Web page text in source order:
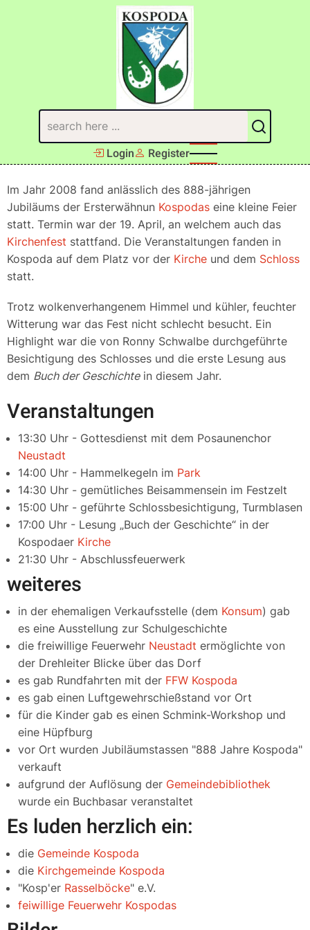
Suchen
Login Register
Im Jahr 2008 fand anlässlich des 888-jährigen
Jubiläums der Ersterwähnun Kospodas eine kleine Feier
statt. Termin war der 19. April, an welchem auch das
Kirchenfest stattfand. Die Veranstaltungen fanden in
Kospoda auf dem Platz vor der Kirche und dem Schloss
statt.
Trotz wolkenverhangenem Himmel und kühler, feuchter
Witterung war das Fest nicht schlecht besucht. Ein
Highlight war die von Ronny Schwalbe durchgeführte
Besichtigung des Schlosses und die erste Lesung aus
dem Buch der Geschichtein diesem Jahr.
Veranstaltungen
13:30 Uhr - Gottesdienst mit dem Posaunenchor
Neustadt
14:00 Uhr - Hammelkegeln im Park
14:30 Uhr - gemütliches Beisammensein im Festzelt
15:00 Uhr - geführte Schlossbesichtigung, Turmblasen
17:00 Uhr - Lesung „Buch der Geschichte“ in der
Kospodaer Kirche
21:30 Uhr - Abschlussfeuerwerk
weiteres
in der ehemaligen Verkaufsstelle (dem Konsum) gab
es eine Ausstellung zur Schulgeschichte
die freiwillige Feuerwehr Neustadt ermöglichte von
der Drehleiter Blicke über das Dorf
es gab Rundfahrten mit der FFW Kospoda
es gab einen Luftgewehrschießstand vor Ort
für die Kinder gab es einen Schmink-Workshop und
eine Hüpfburg
vor Ort wurden Jubiläumstassen "888 Jahre Kospoda"
verkauft
aufgrund der Auflösung der Gemeindebibliothek
wurde ein Buchbasar veranstaltet
Es luden herzlich ein:
die Gemeinde Kospoda
die Kirchgemeinde Kospoda
"Kosp'er Rasselböcke" e.V.
feiwillige Feuerwehr Kospodas